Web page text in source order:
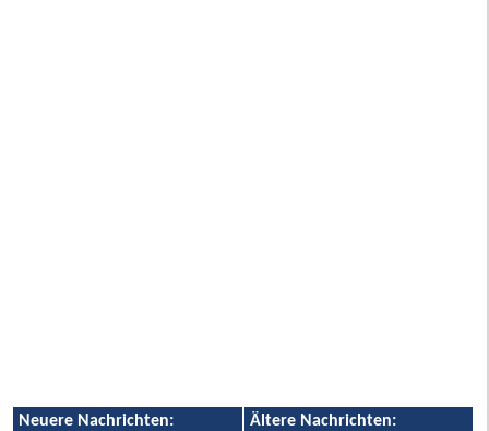
Neuere Nachrichten: Ältere Nachrichten: